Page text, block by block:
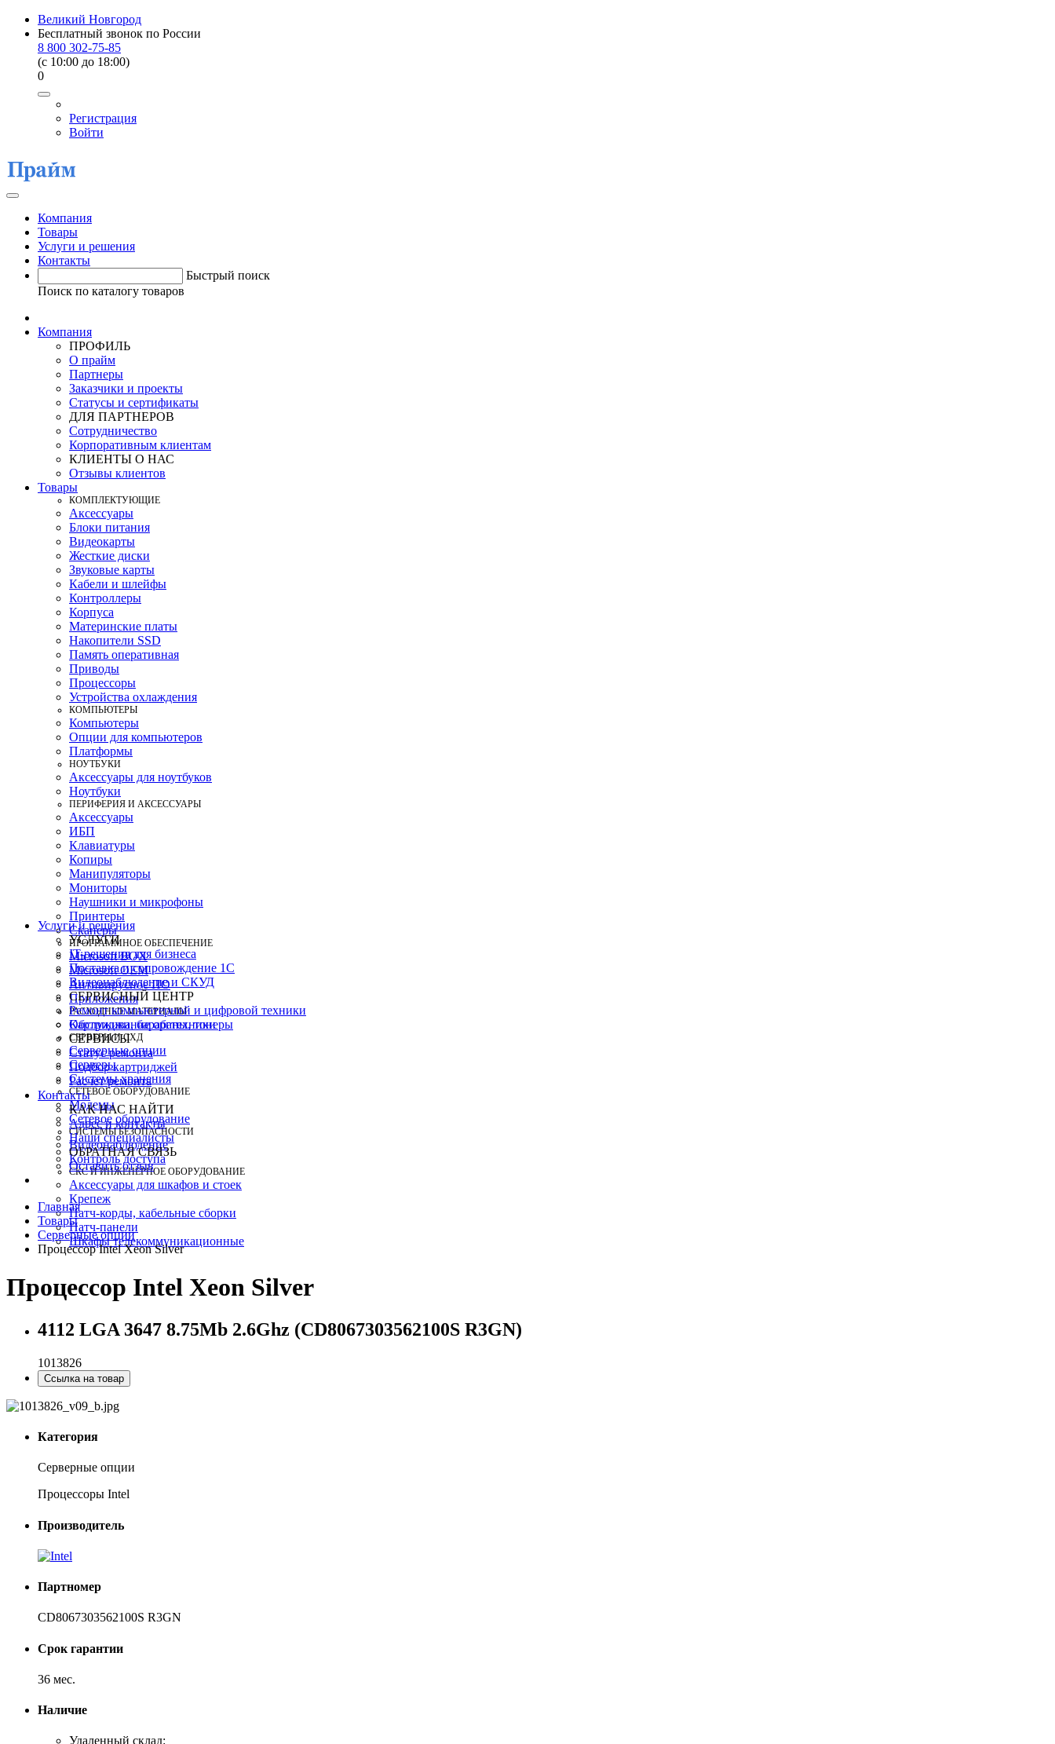
Великий Новгород
Бесплатный звонок по России
8 800 302-75-85
(c 10:00 до 18:00)
0
Регистрация
Войти
Компания
Товары
Услуги и решения
Контакты
Быстрый поиск
Поиск по каталогу товаров
Компания
ПРОФИЛЬ
О прайм
Партнеры
Заказчики и проекты
Статусы и сертификаты
ДЛЯ ПАРТНЕРОВ
Сотрудничество
Корпоративным клиентам
КЛИЕНТЫ О НАС
Отзывы клиентов
Товары
КOМПЛЕКТУЮЩИЕ
Аксессуары
Блоки питания
Видеокарты
Жесткие диски
Звуковые карты
Кабели и шлейфы
Контроллеры
Корпуса
Материнские платы
Накопители SSD
Память оперативная
Приводы
Процессоры
Устройства охлаждения
КОМПЬЮТЕРЫ
Компьютеры
Опции для компьютеров
Платформы
НОУТБУКИ
Аксессуары для ноутбуков
Ноутбуки
ПЕРИФЕРИЯ И АКСЕССУАРЫ
Аксессуары
ИБП
Клавиатуры
Копиры
Манипуляторы
Мониторы
Наушники и микрофоны
Принтеры
Сканеры
ПРОГРАММНОЕ ОБЕСПЕЧЕНИЕ
Microsoft BOX
Microsoft OEM
Антивирусное ПО
Приложения
РАСХОДНЫЕ МАТЕРИАЛЫ
Картриджи, барабаны, тонеры
СЕРВЕРЫ И СХД
Серверные опции
Серверы
Системы хранения
СЕТЕВОЕ ОБОРУДОВАНИЕ
Модемы
Сетевое оборудование
СИСТЕМЫ БЕЗОПАСНОСТИ
Видеонаблюдение
Контроль доступа
СКС И ИНЖЕНЕРНОЕ ОБОРУДОВАНИЕ
Аксессуары для шкафов и стоек
Крепеж
Патч-корды, кабельные сборки
Патч-панели
Шкафы телекоммуникационные
Услуги и решения
УСЛУГИ
IT-решения для бизнеса
Поставка и сопровождение 1C
Видеонаблюдение и СКУД
СЕРВИСНЫЙ ЦЕНТР
Ремонт компьютерной и цифровой техники
Обслуживание оргтехники
СЕРВИСЫ
Статус ремонта
Подбор картриджей
Расчет ремонта
Контакты
КАК НАС НАЙТИ
Адрес и контакты
Наши специалисты
ОБРАТНАЯ СВЯЗЬ
Оставить отзыв
Главная
Товары
Серверные опции
Процессор Intel Xeon Silver
Процессор Intel Xeon Silver
4112 LGA 3647 8.75Mb 2.6Ghz (CD8067303562100S R3GN)
1013826
Ссылка на товар
Категория
Серверные опции
Процессоры Intel
Производитель
Партномер
CD8067303562100S R3GN
Срок гарантии
36 мес.
Наличие
Удаленный склад: